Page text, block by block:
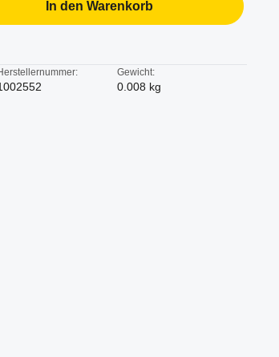
In den Warenkorb
Gewicht:
0.008 kg